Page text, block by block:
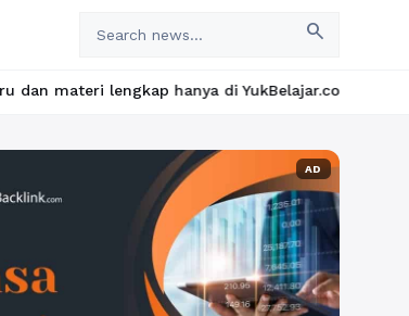
search
hanya di YukBelajar.com. Mulai langkah
AD